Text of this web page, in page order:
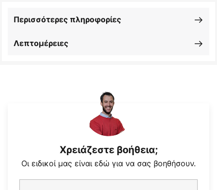
Λεπτομέρειες
Περισσότερες πληροφορίες
Χρειάζεστε βοήθεια;
Οι ειδικοί μας είναι εδώ για να σας βοηθήσουν.